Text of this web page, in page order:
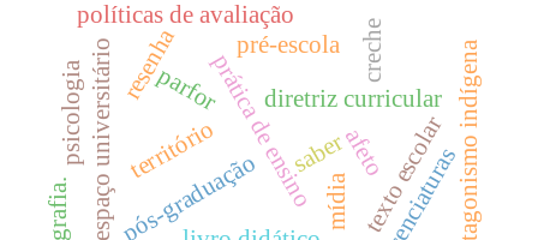
resenha
território
diretriz curricular
prática de ensino texto escolar
políticas de avaliação
espaço universitáriopós-graduação protagonismo indígena
saber
mídia licenciaturas
parfor
pré-escola creche
psicologia afeto